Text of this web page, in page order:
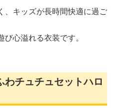
、キッズが長時間快適に過ご
心溢れる衣装です。
わチュチュセットハロ